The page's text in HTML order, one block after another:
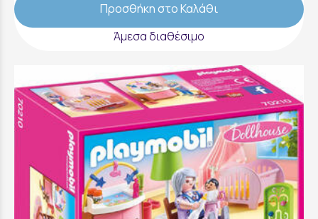
Προσθήκη στο Καλάθι
Άμεσα διαθέσιμο